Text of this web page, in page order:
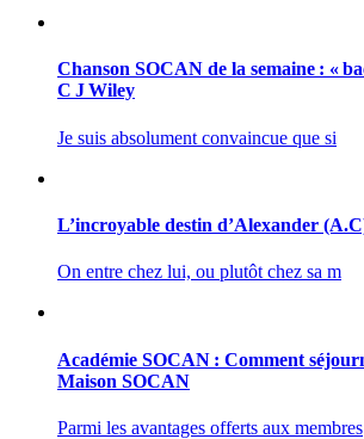
Chanson SOCAN de la semaine : «
C J Wiley
Je suis absolument convaincue que si
L’incroyable destin d’Alexander
On entre chez lui, ou plutôt chez sa m
Académie SOCAN : Comment
Maison SOCAN
Parmi les avantages offerts aux membres